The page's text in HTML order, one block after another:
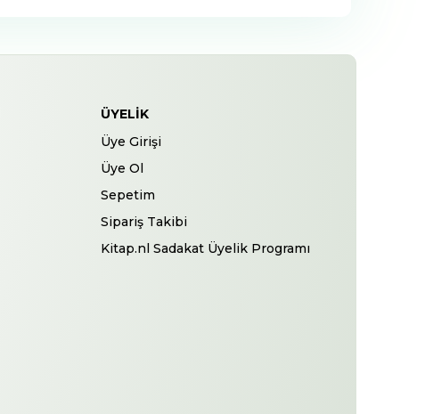
ÜYELIK
Üye Girişi
Üye Ol
Sepetim
Sipariş Takibi
Kitap.nl Sadakat Üyelik Programı